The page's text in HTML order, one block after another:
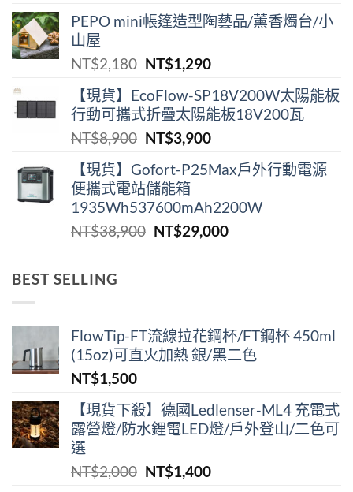
價
NT$2,180。
價
NT$1,290。
PEPO mini帳篷造型陶藝品/薰香燭台/小
山屋
NT$2,180 原
價
格：
NT$2,180。
NT$1,290目
價
格：
NT$1,290。
【現貨】EcoFlow-SP18V200W太陽能板
行動可攜式折疊太陽能板18V200瓦
NT$8,900 原
價
格：
NT$8,900。
NT$3,900目
價
NT$3,900。
【現貨】Gofort-P25Max戶外行動電源
便攜式電站儲能箱
1935Wh537600mAh2200W
NT$38,900 原
NT$29,000目
BEST SELLING
FlowTip-FT流線拉花鋼杯/FT鋼杯 450ml
(15oz)可直火加熱 銀/黑二色
NT$1,500
【現貨下殺】德國Ledlenser-ML4 充電式
露營燈/防水鋰電LED燈/戶外登山/二色可
選
NT$2,000 原
NT$1,400目